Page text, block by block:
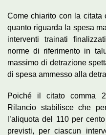
Come chiarito con la citata
quanto riguarda la spesa
interventi trainati
norme di riferimento in
massimo di detrazione
di spesa ammesso alla
Poiché il citato comma
Rilancio stabilisce che
l’aliquota del 110 per
previsti, per ciascun